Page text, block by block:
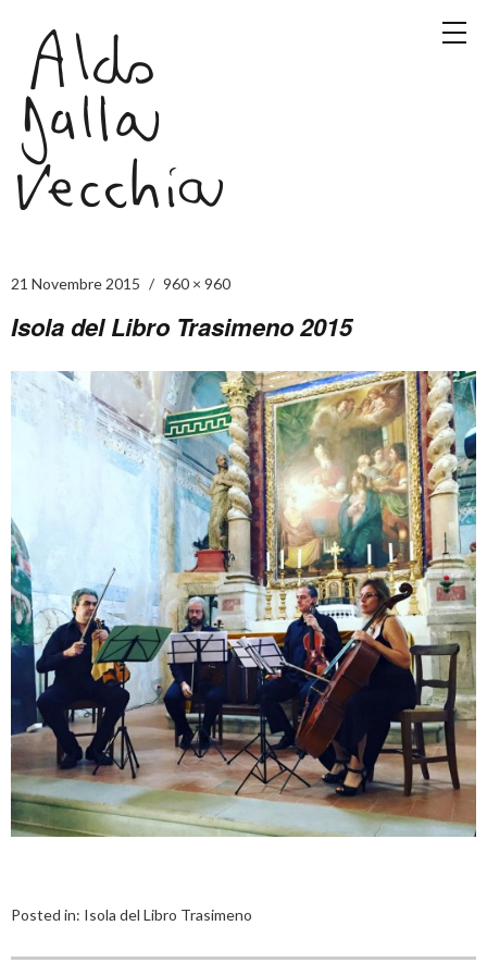
21 Novembre 2015 960 × 960
Isola del Libro Trasimeno 2015
Posted in: Isola del Libro Trasimeno